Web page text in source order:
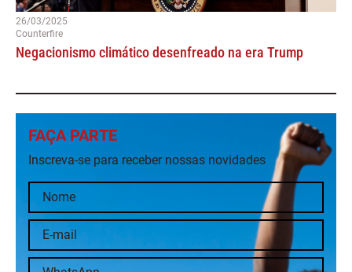
26/03/2025
Counterfire
Negacionismo climático desenfreado na era Trump
FAÇA PARTE
Inscreva-se para receber nossas novidades